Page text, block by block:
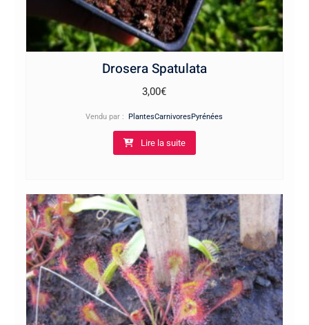
Drosera Spatulata
3,00€
Vendu par :PlantesCarnivoresPyrénées
Lire la suite